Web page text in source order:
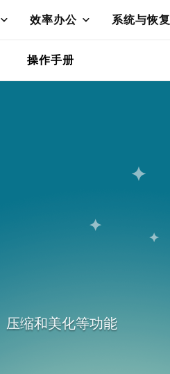
效率办公 系统与恢复
操作手册
压缩和美化等功能